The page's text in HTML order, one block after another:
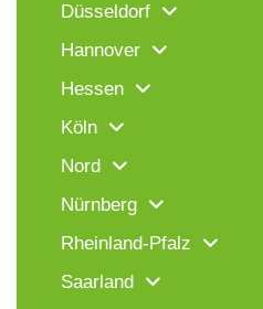
Düsseldorf
Hannover
Hessen
Köln
Nord
Nürnberg
Rheinland-Pfalz
Saarland